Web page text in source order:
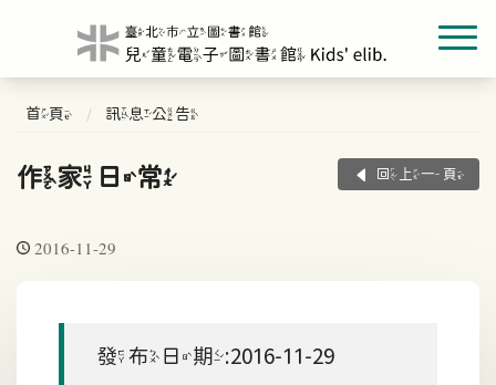
首頁 訊息公告
作家日常 回上一頁
2016-11-29
發布日期:2016-11-29